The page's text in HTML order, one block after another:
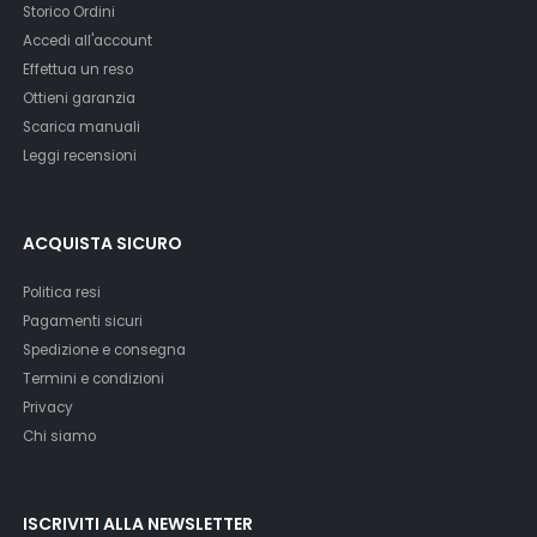
Storico Ordini
Accedi all'account
Effettua un reso
Ottieni garanzia
Scarica manuali
Leggi recensioni
ACQUISTA SICURO
Politica resi
Pagamenti sicuri
Spedizione e consegna
Termini e condizioni
Privacy
Chi siamo
ISCRIVITI ALLA NEWSLETTER